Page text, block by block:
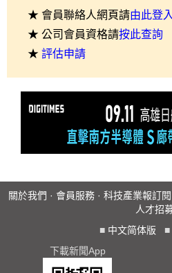
★ 會員聯絡人網頁請由此登入
★ 公司會員資格請按此查詢
★ 評估申請
關於我們 · 會員服務 · 科技產業報訂閱
人才招
■ 中文简体版 ■
下載新聞App